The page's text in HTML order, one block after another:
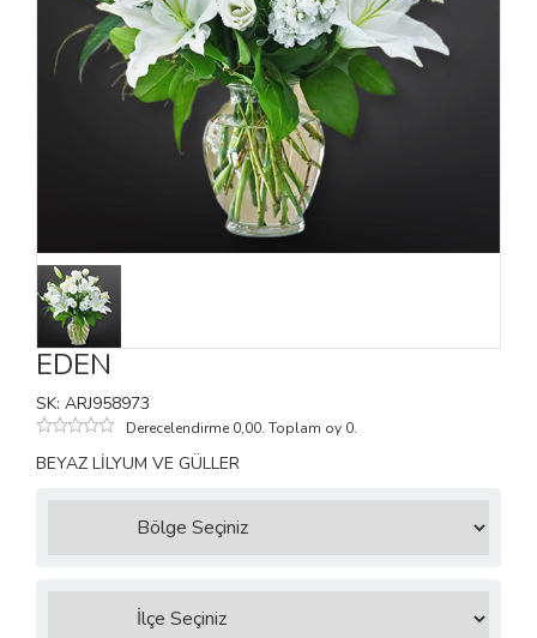
EDEN
SK: ARJ958973
Derecelendirme 0,00. Toplam oy 0.
BEYAZ LİLYUM VE GÜLLER